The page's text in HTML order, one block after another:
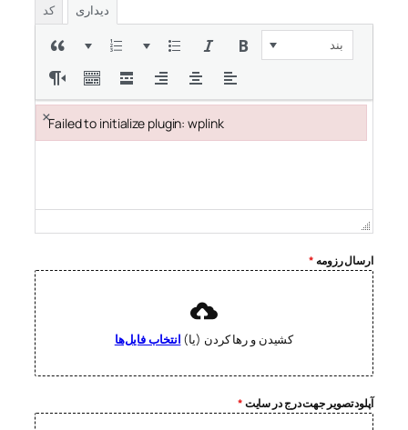
دیداری کد
بند
ارسال رزومه *
کشیدن و رها کردن (یا) انتخاب فایل‌ها
آپلود تصویر جهت درج در سایت*
Failed to initialize plugin: wplink
×
Failed to initialize plugin: wplink